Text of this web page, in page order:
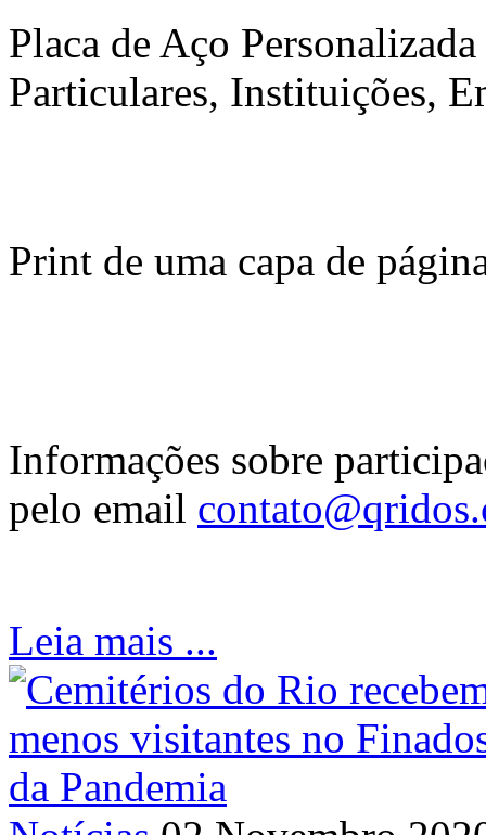
Placa de Aço
Particulares, Instituições,
Print de uma capa de
Informações sobre
pelo email
Leia mais ...